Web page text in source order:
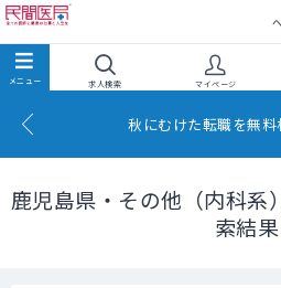
求人検索 マイページ
秋にむけた転職を無料
鹿児島県・その他（内科系
索結果